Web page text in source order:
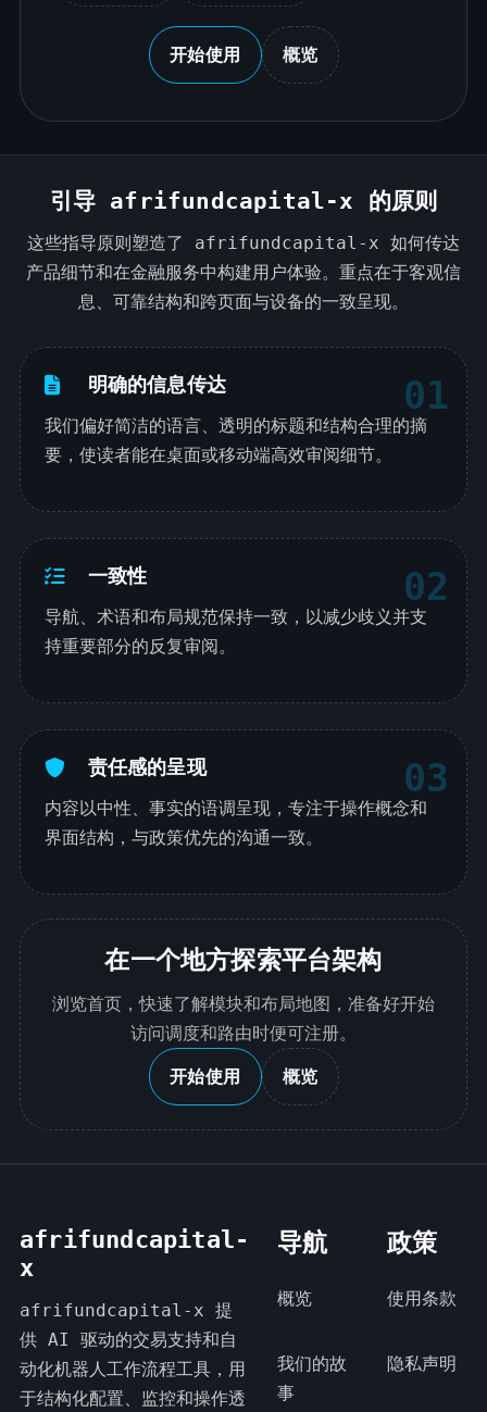
开始使用 概览
引导 afrifundcapital-x 的原则
这些指导原则塑造了 afrifundcapital-x 如何传达
产品细节和在金融服务中构建用户体验。重点在于客观信
息、可靠结构和跨页面与设备的一致呈现。
01
明确的信息传达
我们偏好简洁的语言、透明的标题和结构合理的摘
要，使读者能在桌面或移动端高效审阅细节。
02
一致性
导航、术语和布局规范保持一致，以减少歧义并支
持重要部分的反复审阅。
03
责任感的呈现
内容以中性、事实的语调呈现，专注于操作概念和
界面结构，与政策优先的沟通一致。
在一个地方探索平台架构
浏览首页，快速了解模块和布局地图，准备好开始
访问调度和路由时便可注册。
开始使用 概览
afrifundcapital-
x
afrifundcapital-x 提
供 AI 驱动的交易支持和自
动化机器人工作流程工具，用
于结构化配置、监控和操作透
导航
概览
我们的故
事
政策
使用条款
隐私声明